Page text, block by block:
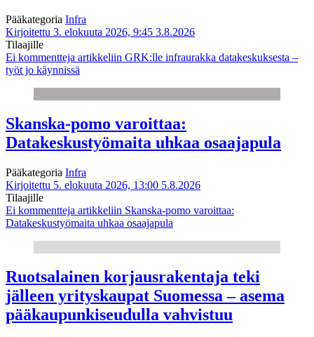
Pääkategoria Infra
Kirjoitettu 3. elokuuta 2026, 9:45 3.8.2026
Tilaajille
Ei kommentteja artikkeliin GRK:lle infraurakka datakeskuksesta –
työt jo käynnissä
Skanska-pomo varoittaa:
Datakeskustyömaita uhkaa osaajapula
Pääkategoria Infra
Kirjoitettu 5. elokuuta 2026, 13:00 5.8.2026
Tilaajille
Ei kommentteja artikkeliin Skanska-pomo varoittaa:
Datakeskustyömaita uhkaa osaajapula
Ruotsalainen korjausrakentaja teki
jälleen yrityskaupat Suomessa – asema
pääkaupunkiseudulla vahvistuu